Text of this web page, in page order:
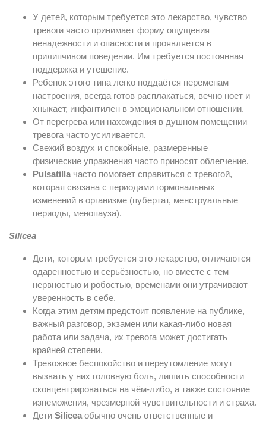
У детей, которым требуется это лекарство, чувство
тревоги часто принимает форму ощущения
ненадежности и опасности и проявляется в
прилипчивом поведении. Им требуется постоянная
поддержка и утешение.
Ребенок этого типа легко поддаётся переменам
настроения, всегда готов расплакаться, вечно ноет и
хныкает, инфантилен в эмоциональном отношении.
От перегрева или нахождения в душном помещении
тревога часто усиливается.
Свежий воздух и спокойные, размеренные
физические упражнения часто приносят облегчение.
Pulsatilla часто помогает справиться с тревогой,
которая связана с периодами гормональных
изменений в организме (пубертат, менструальные
периоды, менопауза).
Silicea
Дети, которым требуется это лекарство, отличаются
одаренностью и серьёзностью, но вместе с тем
нервностью и робостью, временами они утрачивают
уверенность в себе.
Когда этим детям предстоит появление на публике,
важный разговор, экзамен или какая-либо новая
работа или задача, их тревога может достигать
крайней степени.
Тревожное беспокойство и переутомление могут
вызвать у них головную боль, лишить способности
сконцентрироваться на чём-либо, а также состояние
изнеможения, чрезмерной чувствительности и страха.
Дети Silicea обычно очень ответственные и